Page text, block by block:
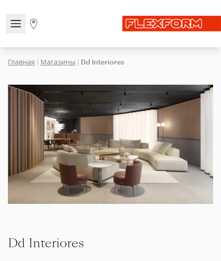
Open/close the navigation menu
Go to stores page
Главная | Магазины | Dd Interiores
Dd Interiores